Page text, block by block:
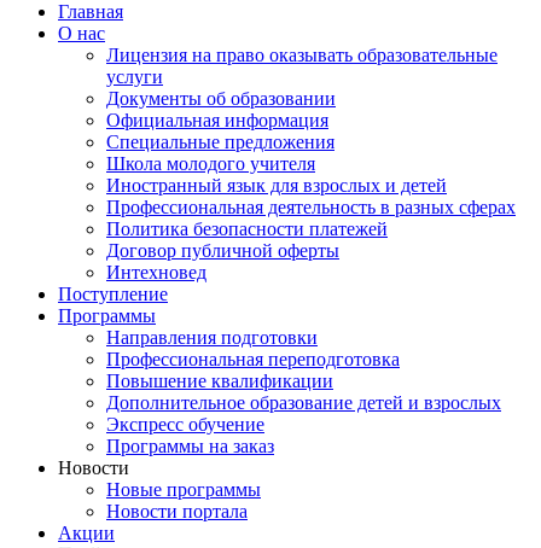
Главная
О нас
Лицензия на право оказывать образовательные
услуги
Документы об образовании
Официальная информация
Специальные предложения
Школа молодого учителя
Иностранный язык для взрослых и детей
Профессиональная деятельность в разных сферах
Политика безопасности платежей
Договор публичной оферты
Интехновед
Поступление
Программы
Направления подготовки
Профессиональная переподготовка
Повышение квалификации
Дополнительное образование детей и взрослых
Экспресс обучение
Программы на заказ
Новости
Новые программы
Новости портала
Акции